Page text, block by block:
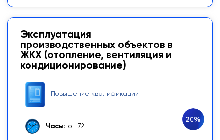
Эксплуатация
производственных объектов в
ЖКХ (отопление, вентиляция и
кондиционирование)
Повышение квалификации
Часы: от 72
20%